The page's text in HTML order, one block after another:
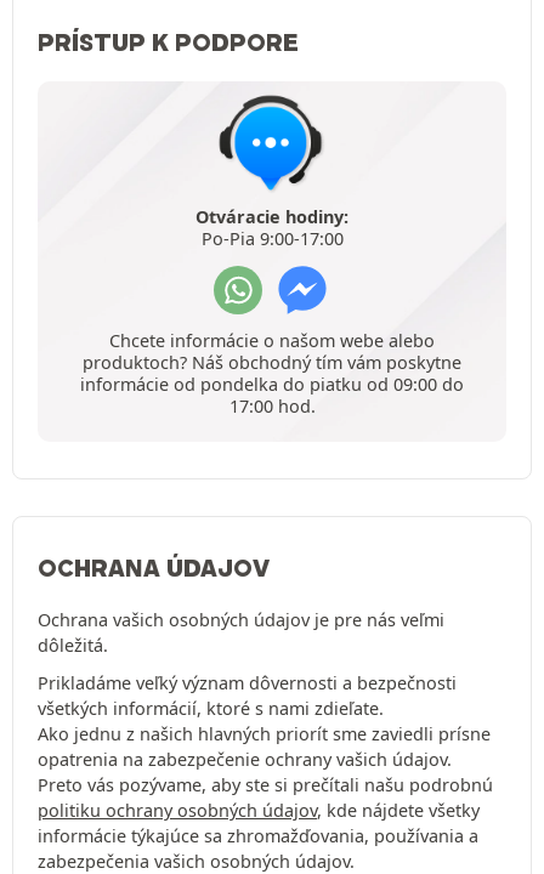
PRÍSTUP K PODPORE
Otváracie hodiny:
Po-Pia 9:00-17:00
Chcete informácie o našom webe alebo
produktoch? Náš obchodný tím vám poskytne
informácie od pondelka do piatku od 09:00 do
17:00 hod.
OCHRANA ÚDAJOV
Ochrana vašich osobných údajov je pre nás veľmi
dôležitá.
Prikladáme veľký význam dôvernosti a bezpečnosti
všetkých informácií, ktoré s nami zdieľate.
Ako jednu z našich hlavných priorít sme zaviedli prísne
opatrenia na zabezpečenie ochrany vašich údajov.
Preto vás pozývame, aby ste si prečítali našu podrobnú
politiku ochrany osobných údajov, kde nájdete všetky
informácie týkajúce sa zhromažďovania, používania a
zabezpečenia vašich osobných údajov.